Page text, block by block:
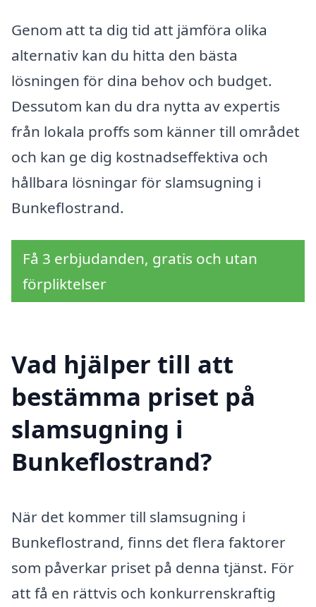
Genom att ta dig tid att jämföra olika
alternativ kan du hitta den bästa
lösningen för dina behov och budget.
Dessutom kan du dra nytta av expertis
från lokala proffs som känner till området
och kan ge dig kostnadseffektiva och
hållbara lösningar för slamsugning i
Bunkeflostrand.
Få 3 erbjudanden, gratis och utan
förpliktelser
Vad hjälper till att
bestämma priset på
slamsugning i
Bunkeflostrand?
När det kommer till slamsugning i
Bunkeflostrand, finns det flera faktorer
som påverkar priset på denna tjänst. För
att få en rättvis och konkurrenskraftig